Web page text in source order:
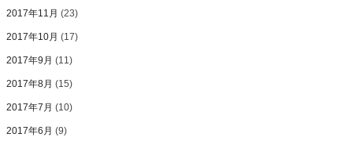
2017年11月 (23)
2017年10月 (17)
2017年9月 (11)
2017年8月 (15)
2017年7月 (10)
2017年6月 (9)